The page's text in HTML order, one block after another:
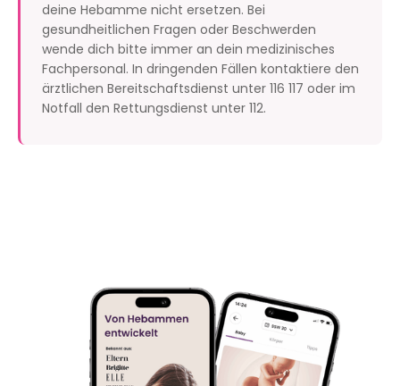
deine Hebamme nicht ersetzen. Bei
gesundheitlichen Fragen oder Beschwerden
wende dich bitte immer an dein medizinisches
Fachpersonal. In dringenden Fällen kontaktiere den
ärztlichen Bereitschaftsdienst unter 116 117 oder im
Notfall den Rettungsdienst unter 112.